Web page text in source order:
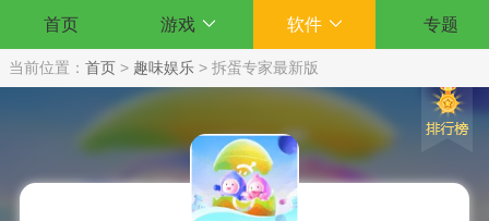
首页 游戏 软件 专题
当前位置： 首页 > 趣味娱乐 > 拆蛋专家最新版